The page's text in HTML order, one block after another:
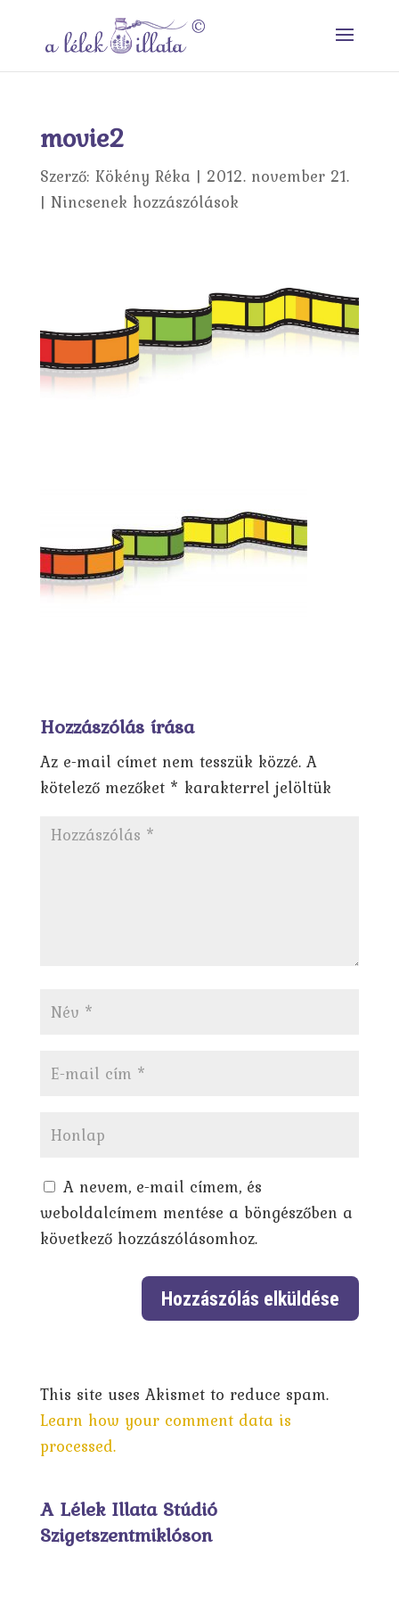
movie2
Szerző: Kökény Réka | 2012. november 21.
| Nincsenek hozzászólások
Hozzászólás írása
Az e-mail címet nem tesszük közzé. A
kötelező mezőket * karakterrel jelöltük
A nevem, e-mail címem, és
weboldalcímem mentése a böngészőben a
következő hozzászólásomhoz.
This site uses Akismet to reduce spam.
Learn how your comment data is
processed.
A Lélek Illata Stúdió
Szigetszentmiklóson